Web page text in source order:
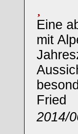
Eine
mit
Fried
2014/